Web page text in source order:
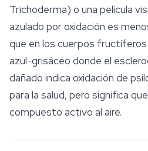
Trichoderma) o una película
azulado por oxidación es
que en los cuerpos
azul-grisáceo donde el
dañado indica oxidación de
para la salud, pero significa
compuesto activo al aire.